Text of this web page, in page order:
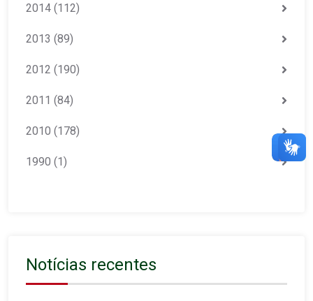
2014 (112)
2013 (89)
2012 (190)
2011 (84)
2010 (178)
1990 (1)
Notícias recentes